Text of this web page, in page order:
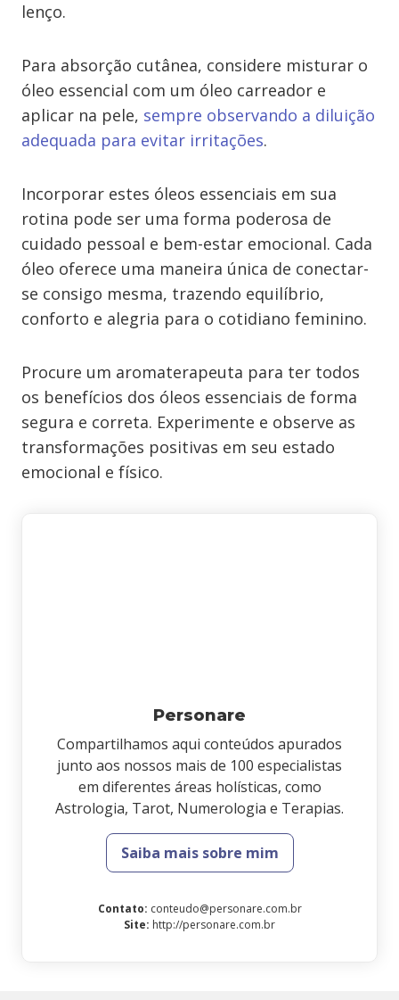
lenço.
Para absorção cutânea, considere misturar o
óleo essencial com um óleo carreador e
aplicar na pele, sempre observando a diluição
adequada para evitar irritações.
Incorporar estes óleos essenciais em sua
rotina pode ser uma forma poderosa de
cuidado pessoal e bem-estar emocional. Cada
óleo oferece uma maneira única de conectar-
se consigo mesma, trazendo equilíbrio,
conforto e alegria para o cotidiano feminino.
Procure um aromaterapeuta para ter todos
os benefícios dos óleos essenciais de forma
segura e correta. Experimente e observe as
transformações positivas em seu estado
emocional e físico.
Personare
Compartilhamos aqui conteúdos apurados
junto aos nossos mais de 100 especialistas
em diferentes áreas holísticas, como
Astrologia, Tarot, Numerologia e Terapias.
Saiba mais sobre mim
Contato: conteudo@personare.com.br
Site: http://personare.com.br